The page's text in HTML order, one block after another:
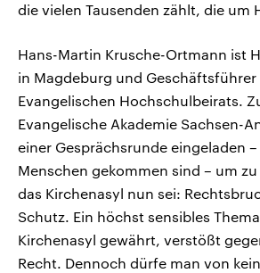
die vielen Tausenden zählt, die um
Hans-Martin Krusche-Ortmann ist
in Magdeburg und Geschäftsführer
Evangelischen Hochschulbeirats.
Evangelische Akademie Sachsen-
einer Gesprächsrunde eingeladen
Menschen gekommen sind – um
das Kirchenasyl nun sei:
Schutz. Ein höchst sensibles
Kirchenasyl gewährt, verstößt
Recht. Dennoch dürfe man von